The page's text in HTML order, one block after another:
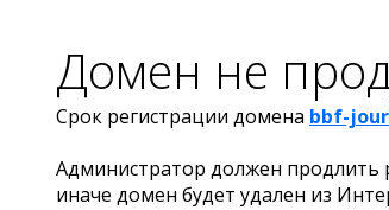
Домен не
Срок регистрации домена bbf-
Администратор должен продлить
иначе домен будет удален из